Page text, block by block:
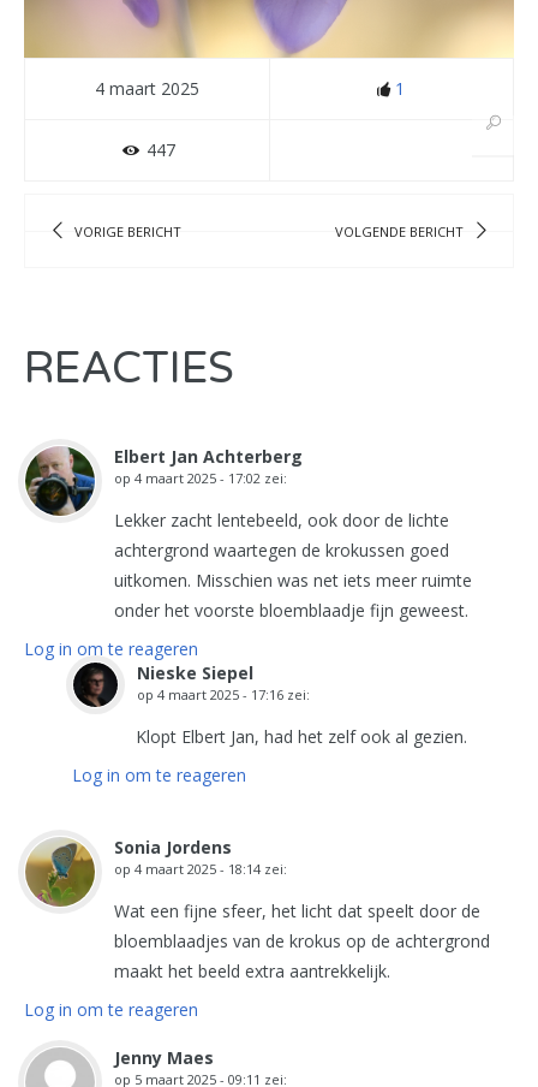
4 maart 2025 1
447
VORIGE BERICHT VOLGENDE BERICHT
REACTIES
Elbert Jan Achterberg
op 4 maart 2025 - 17:02 zei:
Lekker zacht lentebeeld, ook door de lichte
achtergrond waartegen de krokussen goed
uitkomen. Misschien was net iets meer ruimte
onder het voorste bloemblaadje fijn geweest.
Log in om te reageren
Nieske Siepel
op 4 maart 2025 - 17:16 zei:
Klopt Elbert Jan, had het zelf ook al gezien.
Log in om te reageren
Sonia Jordens
op 4 maart 2025 - 18:14 zei:
Wat een fijne sfeer, het licht dat speelt door de
bloemblaadjes van de krokus op de achtergrond
maakt het beeld extra aantrekkelijk.
Log in om te reageren
Jenny Maes
op 5 maart 2025 - 09:11 zei: